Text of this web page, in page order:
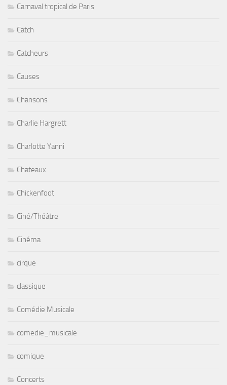
Carnaval tropical de Paris
Catch
Catcheurs
Causes
Chansons
Charlie Hargrett
Charlotte Yanni
Chateaux
Chickenfoot
Ciné/Théâtre
Cinéma
cirque
classique
Comédie Musicale
comedie_musicale
comique
Concerts